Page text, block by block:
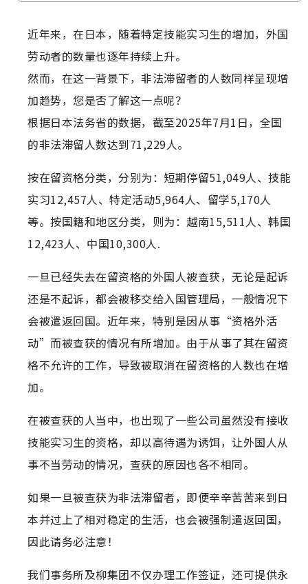
近年来，在日本，随着特定技能实习生的增加，外国
劳动者的数量也逐年持续上升。
然而，在这一背景下，非法滞留者的人数同样呈现增
加趋势，您是否了解这一点呢？
根据日本法务省的数据，截至2025年7月1日，全国
的非法滞留人数达到71,229人。
按在留资格分类，分别为：短期停留51,049人、技能
实习12,457人、特定活动5,964人、留学5,170人
等。按国籍和地区分类，则为：越南15,511人、韩国
12,423人、中国10,300人.
一旦已经失去在留资格的外国人被查获，无论是起诉
还是不起诉，都会被移交给入国管理局，一般情况下
会被遣返回国。近年来，特别是因从事“资格外活
动”而被查获的情况有所增加。由于从事了其在留资
格不允许的工作，导致被取消在留资格的人数也在增
加。
在被查获的人当中，也出现了一些公司虽然没有接收
技能实习生的资格，却以高待遇为诱饵，让外国人从
事不当劳动的情况，查获的原因也各不相同。
如果一旦被查获为非法滞留者，即便辛辛苦苦来到日
本并过上了相对稳定的生活，也会被强制遣返回国，
因此请务必注意！
我们事务所及柳集团不仅办理工作签证，还可提供永